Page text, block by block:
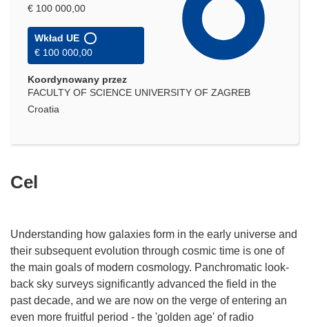
€ 100 000,00
Wkład UE
€ 100 000,00
Koordynowany przez
FACULTY OF SCIENCE UNIVERSITY OF ZAGREB
Croatia
Cel
Understanding how galaxies form in the early universe and
their subsequent evolution through cosmic time is one of
the main goals of modern cosmology. Panchromatic look-
back sky surveys significantly advanced the field in the
past decade, and we are now on the verge of entering an
even more fruitful period - the 'golden age' of radio